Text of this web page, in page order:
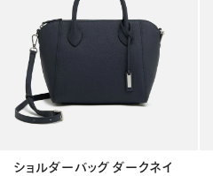
ショルダーバッグ ダークネイ